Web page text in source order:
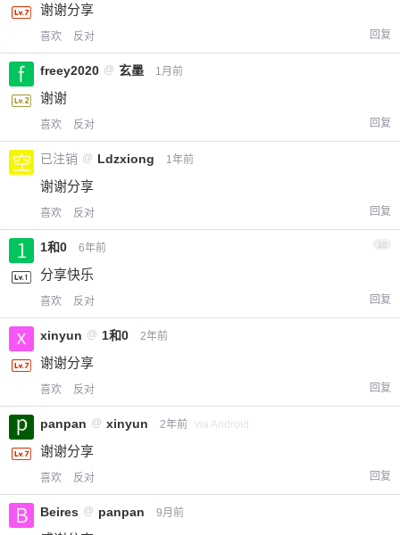
谢谢分享
喜欢 反对 回复
freey2020 @ 玄墨 1月前
谢谢
喜欢 反对 回复
已注销 @ Ldzxiong 1年前
谢谢分享
喜欢 反对 回复
1和0 6年前
分享快乐
喜欢 反对 回复
xinyun @ 1和0 2年前
谢谢分享
喜欢 反对 回复
panpan @ xinyun 2年前 via Android
谢谢分享
喜欢 反对 回复
Beires @ panpan 9月前